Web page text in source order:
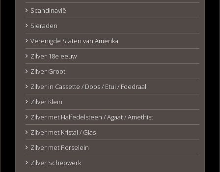
Scandinavië
Sieraden
Verenigde Staten van Amerika
Zilver 18e eeuw
Zilver Groot
Zilver in Cassette / Doos / Etui / Foedraal
Zilver Klein
Zilver met Halfedelsteen / Agaat / Amethist
Zilver met Kristal / Glas
Zilver met Porselein
Zilver Schepwerk